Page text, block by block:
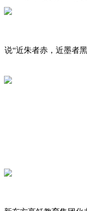
说“近朱者赤，近墨者